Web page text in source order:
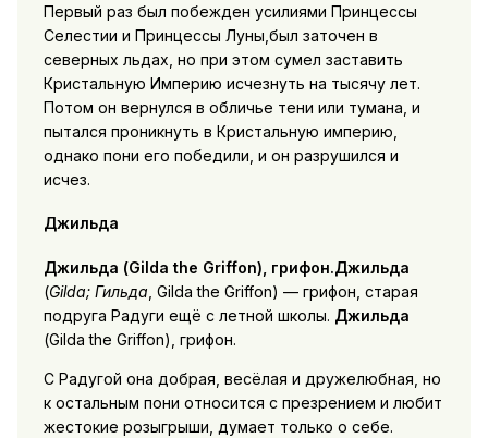
Первый раз был побежден усилиями Принцессы
Селестии и Принцессы Луны,был заточен в
северных льдах, но при этом сумел заставить
Кристальную Империю исчезнуть на тысячу лет.
Потом он вернулся в обличье тени или тумана, и
пытался проникнуть в Кристальную империю,
однако пони его победили, и он разрушился и
исчез.
Джильда
Джильда (Gilda the Griffon), грифон.Джильда
(Gilda; Гильда , Gilda the Griffon) — грифон, старая
подруга Радуги ещё с летной школы. Джильда
(Gilda the Griffon), грифон.
С Радугой она добрая, весёлая и дружелюбная, но
к остальным пони относится с презрением и любит
жестокие розыгрыши, думает только о себе.